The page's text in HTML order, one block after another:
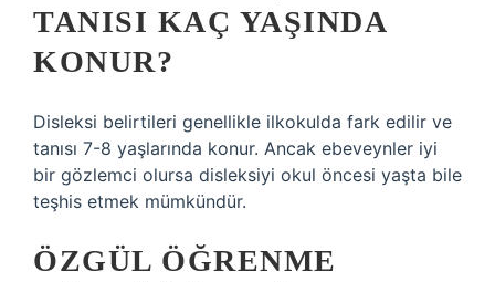
TANISI KAÇ YAŞINDA
KONUR?
Disleksi belirtileri genellikle ilkokulda fark edilir ve
tanısı 7-8 yaşlarında konur. Ancak ebeveynler iyi
bir gözlemci olursa disleksiyi okul öncesi yaşta bile
teşhis etmek mümkündür.
ÖZGÜL ÖĞRENME